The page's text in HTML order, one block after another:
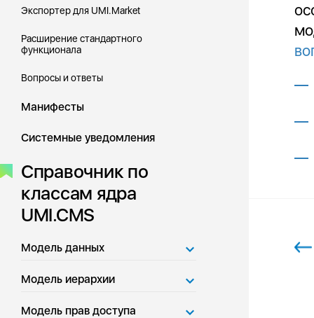
Экспортер для UMI.Market
Расширение стандартного
функционала
Вопросы и ответы
Манифесты
Системные уведомления
Справочник по
классам ядра
UMI.CMS
Модель данных
Модель иерархии
Модель прав доступа